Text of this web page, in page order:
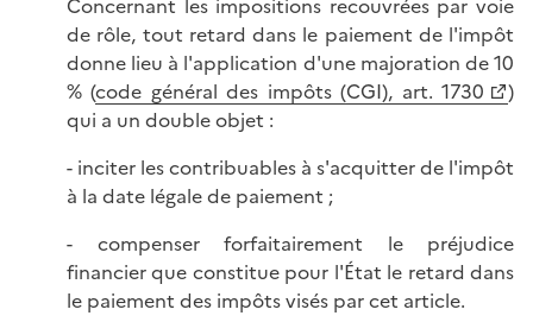
Concernant les impositions recouvrées par voie
de rôle, tout retard dans le paiement de l'impôt
donne lieu à l'application d'une majoration de 10
% (code général des impôts (CGI), art. 1730
)
qui a un double objet :
- inciter les contribuables à s'acquitter de l'impôt
à la date légale de paiement ;
- compenser forfaitairement le préjudice
financier que constitue pour l'État le retard dans
le paiement des impôts visés par cet article.